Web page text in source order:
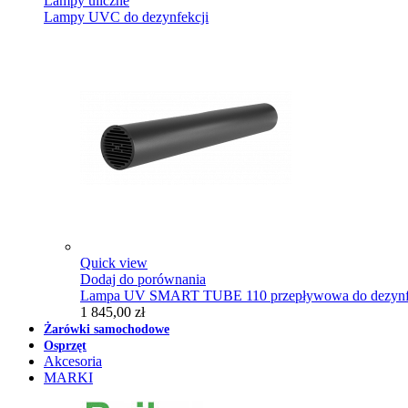
Lampy UVC do dezynfekcji
Quick view
Dodaj do porównania
Lampa UV SMART TUBE 110 przepływowa do
1 845,00 zł
Żarówki samochodowe
Osprzęt
Akcesoria
MARKI